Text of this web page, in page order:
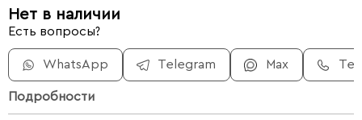
Нет в наличии
Есть вопросы?
WhatsApp Telegram Max
Подробности